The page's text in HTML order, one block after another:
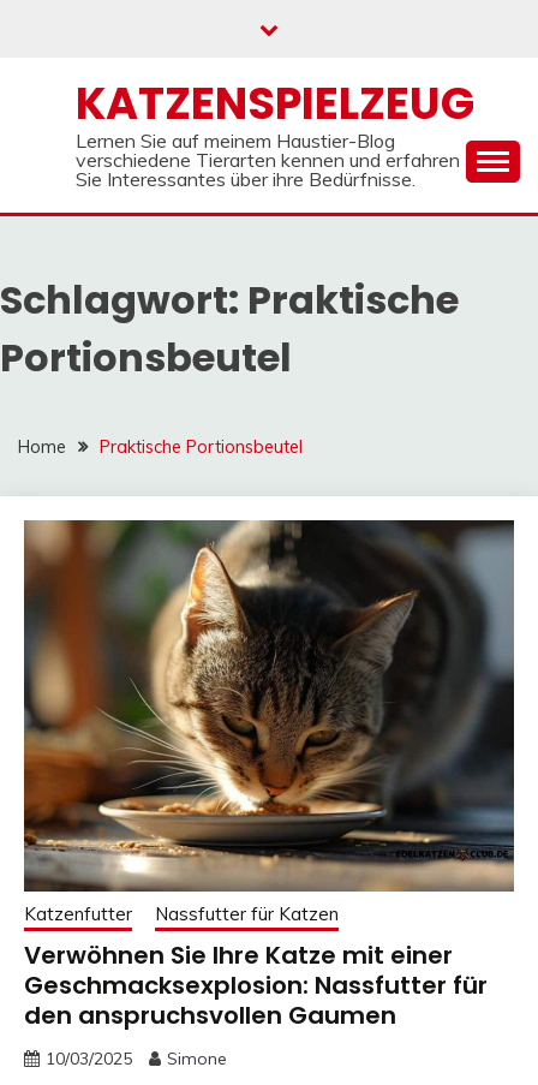
KATZENSPIELZEUG
Lernen Sie auf meinem Haustier-Blog
verschiedene Tierarten kennen und erfahren
Sie Interessantes über ihre Bedürfnisse.
Schlagwort: Praktische
Portionsbeutel
Home Praktische Portionsbeutel
Katzenfutter Nassfutter für Katzen
Verwöhnen Sie Ihre Katze mit einer
Geschmacksexplosion: Nassfutter für
den anspruchsvollen Gaumen
10/03/2025 Simone